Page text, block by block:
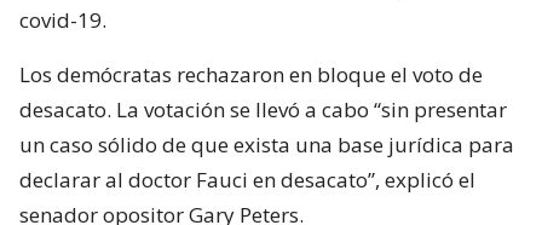
covid-19.
Los demócratas rechazaron en bloque el voto de
desacato. La votación se llevó a cabo “sin presentar
un caso sólido de que exista una base jurídica para
declarar al doctor Fauci en desacato”, explicó el
senador opositor Gary Peters.